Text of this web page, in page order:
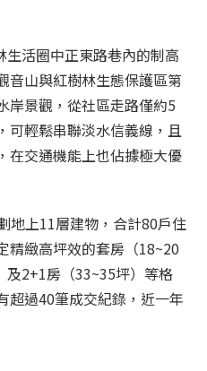
生活圈中正東路巷內的制高
音山與紅樹林生態保護區第
岸景觀，從社區走路僅約5
可輕鬆串聯淡水信義線，且
在交通機能上也佔據極大優
地上11層建物，合計80戶住
精緻高坪效的套房（18~20
及2+1房（33~35坪）等格
超過40筆成交紀錄，近一年